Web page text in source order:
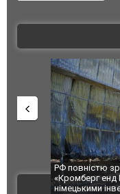
РФ повністю
«Кромберг енд
німецькими